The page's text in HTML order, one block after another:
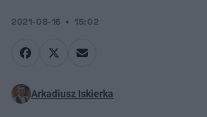
2021-08-16 15:02
Arkadiusz Iskierka